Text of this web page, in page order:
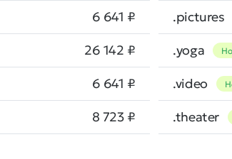
6 641 ₽ .pictures
26 142 ₽ .yoga
6 641 ₽ .video
8 723 ₽ .theater